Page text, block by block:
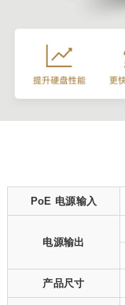
PoE 电源输入
电源输出
产品尺寸